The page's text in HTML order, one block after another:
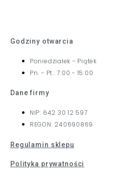
Godziny otwarcia
Poniedziałek - Piątek
Pn. - Pt.: 7:00 - 15:00
Dane firmy
NIP: 642 30 12 597
REGON: 240690869
Regulamin sklepu
Polityka prywatności